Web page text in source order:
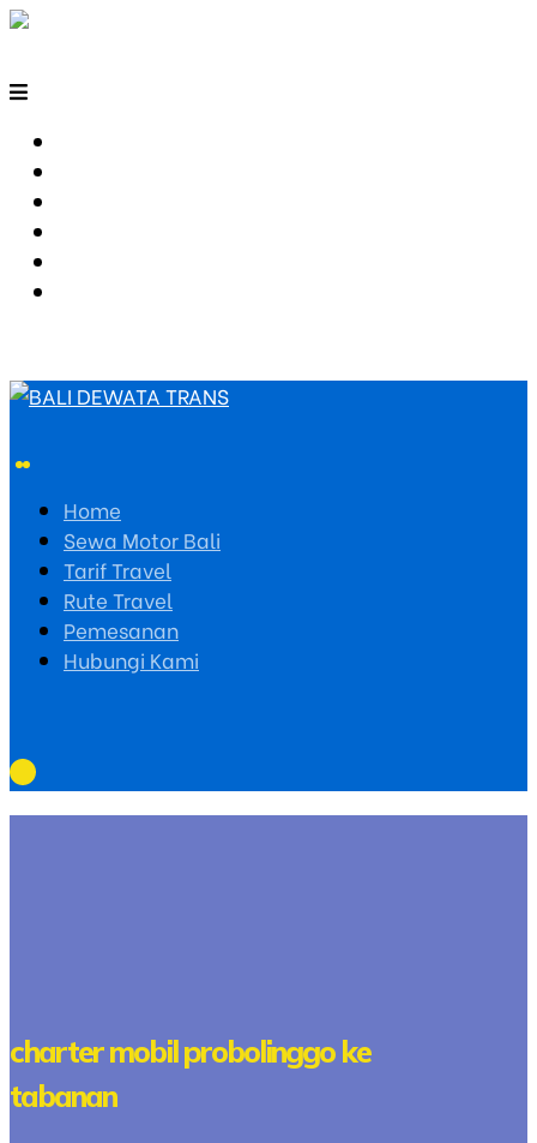
Home
Sewa Motor Bali
Tarif Travel
Rute Travel
Pemesanan
Hubungi Kami
charter mobil probolinggo ke
tabanan